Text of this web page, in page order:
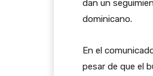
dan un
dominicano.
En el
pesar de que el